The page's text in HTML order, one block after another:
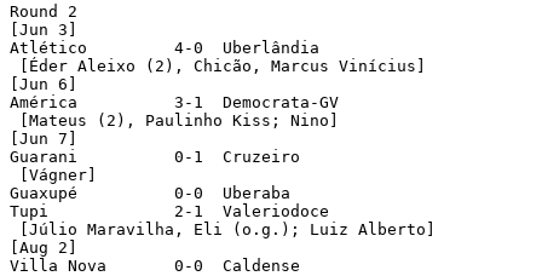
Round 2
[Jun 3]
Atlético	 4-0  Uberlândia
[Éder Aleixo (2), Chicão, Marcus Vinícius]
[Jun 6]
América		 3-1  Democrata-GV
[Mateus (2), Paulinho Kiss; Nino]
[Jun 7]
Guarani		 0-1  Cruzeiro
[Vágner]
Guaxupé		 0-0  Uberaba
Tupi 	 	 2-1  Valeriodoce
[Júlio Maravilha, Eli (o.g.); Luiz Alberto]
[Aug 2]
Villa Nova	 0-0  Caldense